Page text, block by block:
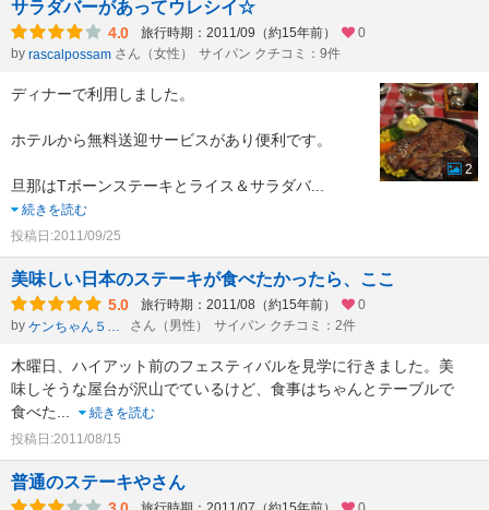
サラダバーがあってウレシイ☆
4.0 旅行時期：2011/09（約15年前）
0
by rascalpossam さん（女性） サイパン クチコミ：9件
ディナーで利用しました。
ホテルから無料送迎サービスがあり便利です。
旦那はTボーンステーキとライス＆サラダバ...
続きを読む
投稿日:2011/09/25
2
美味しい日本のステーキが食べたかったら、ここ
5.0 旅行時期：2011/08（約15年前）
0
by
ケンちゃん５９６３ さん（男性） サイパン クチコミ：2件
木曜日、ハイアット前のフェスティバルを見学に行きました。美
味しそうな屋台が沢山でているけど、食事はちゃんとテーブルで
食べた...
続きを読む
投稿日:2011/08/15
普通のステーキやさん